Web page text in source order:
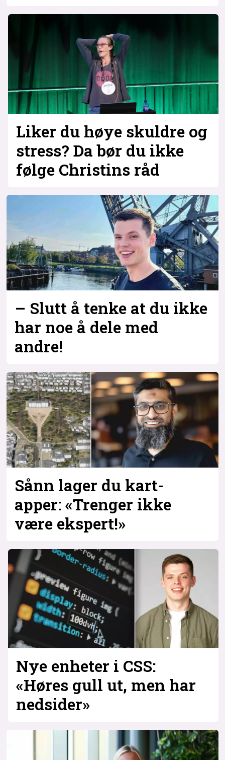
Liker du høye skuldre og
stress? Da bør du ikke
følge Christins råd
– Slutt å tenke at du ikke
har noe å dele med
andre!
Sånn lager du kart-
apper: «Trenger ikke
være ekspert!»
Nye enheter i CSS:
«Høres gull ut, men har
nedsider»